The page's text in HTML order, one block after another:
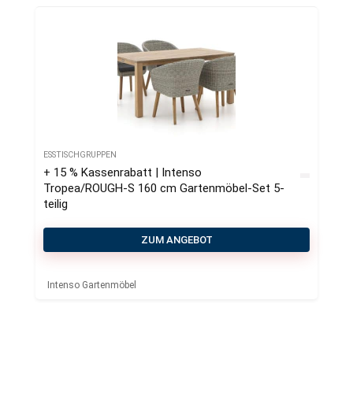
ESSTISCHGRUPPEN
+ 15 % Kassenrabatt | Intenso
Tropea/ROUGH-S 160 cm Gartenmöbel-Set 5-
teilig
ZUM ANGEBOT
Intenso Gartenmöbel